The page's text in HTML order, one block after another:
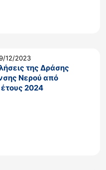
12/2023
της Δράσης
Νερού από
2024